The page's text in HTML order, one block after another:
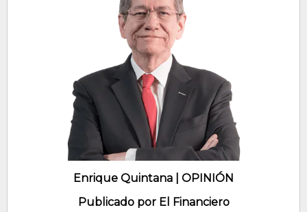
Enrique Quintana | OPINIÓN
Publicado por El Financiero